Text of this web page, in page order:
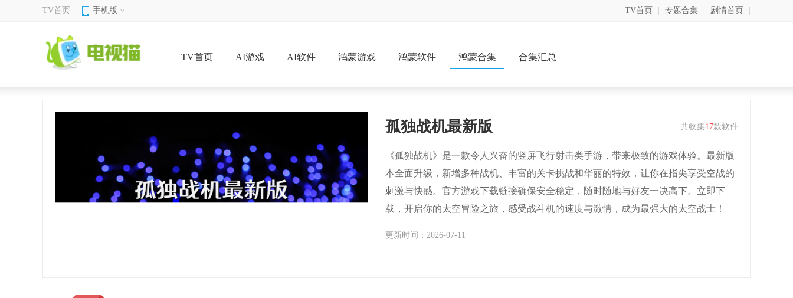
TV首页 手机版 TV首页 专题合集 剧情首页
TV首页 AI游戏 AI软件 鸿蒙游戏 鸿蒙软件 鸿蒙合集 合集汇总
共收集17款软件
孤独战机最新版
《孤独战机》是一款令人兴奋的竖屏飞行射击类手游，带来极致的游戏体验。最新版
本全面升级，新增多种战机、丰富的关卡挑战和华丽的特效，让你在指尖享受空战的
刺激与快感。官方游戏下载链接确保安全稳定，随时随地与好友一决高下。立即下
载，开启你的太空冒险之旅，感受战斗机的速度与激情，成为最强大的太空战士！
更新时间：2026-07-11